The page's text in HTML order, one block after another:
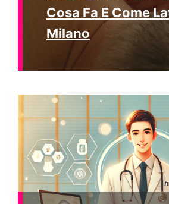
Cosa Fa E Come
Milano